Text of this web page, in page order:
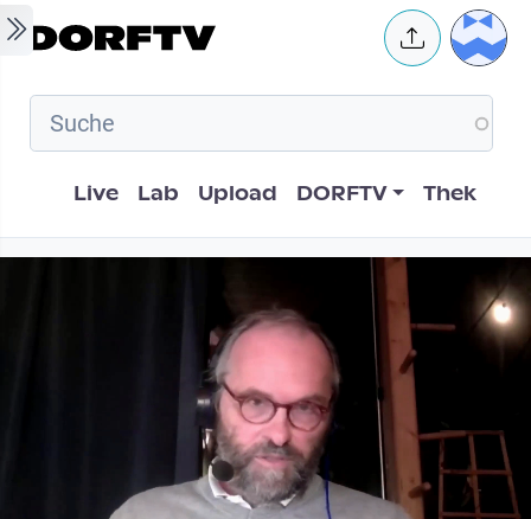
Skip to main content User
Hauptnavigation
Live Lab Upload DORFTV Thek